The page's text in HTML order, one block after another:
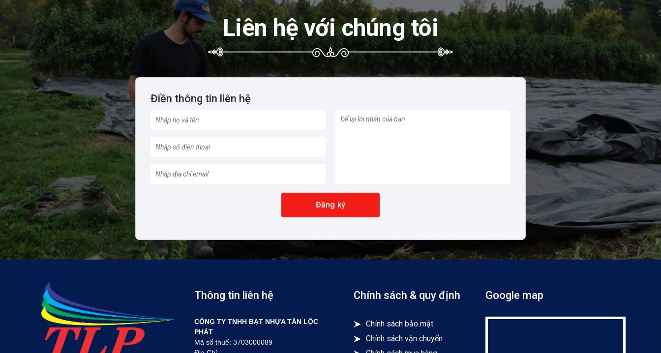
Liên hệ với chúng tôi
Điền thông tin liên hệ
Đăng ký
Thông tin liên hệ
CÔNG TY TNHH BẠT NHỰA TÂN LỘC
PHÁT
Mã số thuế: 3703006089
Chính sách & quy định
Chính sách bảo mật
Chính sách vận chuyển
Google map